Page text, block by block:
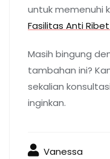
untuk memenuhi
Fasilitas Anti
Masih bingung
tambahan ini?
sekalian
inginkan.
Vanessa